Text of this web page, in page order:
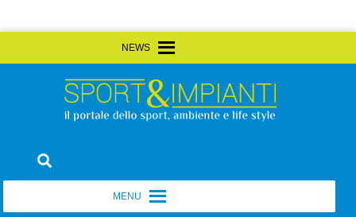
to
Sport&Impianti